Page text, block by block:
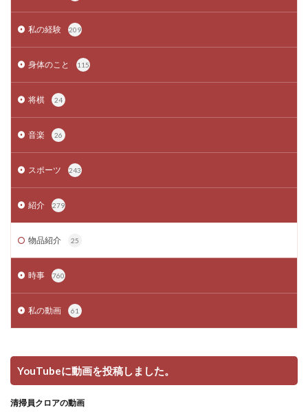
私の経験 209
身体のこと 115
将棋 24
音楽 26
スポーツ 243
紹介 279
物品紹介 25
時事 760
私の動画 61
YouTubeに動画を投稿しました。
清掃員クロアの動画